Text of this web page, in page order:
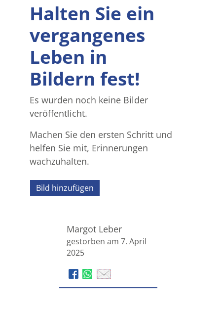
Halten Sie ein
vergangenes
Leben in
Bildern fest!
Es wurden noch keine Bilder
veröffentlicht.
Machen Sie den ersten Schritt und
helfen Sie mit, Erinnerungen
wachzuhalten.
Bild hinzufügen
Margot Leber
gestorben am 7. April
2025